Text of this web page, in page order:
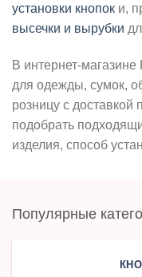
установки кнопок и,
высечки и вырубки
В интернет-
для одежды, сумок,
розницу с
подобрать
изделия, способ
Популярные